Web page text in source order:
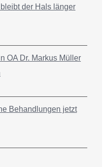
der Hals länger
OA Dr. Markus Müller
Behandlungen jetzt